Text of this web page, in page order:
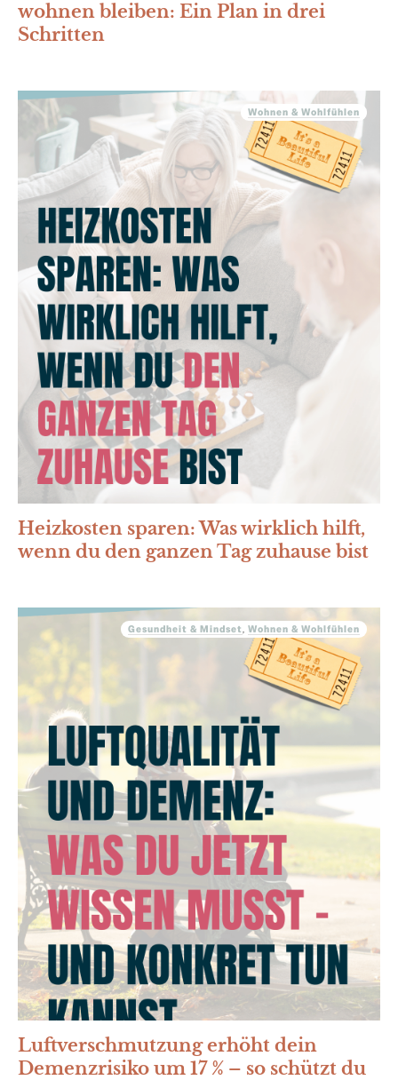
wohnen bleiben: Ein Plan in drei
Schritten
Wohnen & Wohlfühlen
Heizkosten sparen: Was wirklich hilft,
wenn du den ganzen Tag zuhause bist
Gesundheit & Mindset, Wohnen & Wohlfühlen
Luftverschmutzung erhöht dein
Demenzrisiko um 17 % – so schützt du